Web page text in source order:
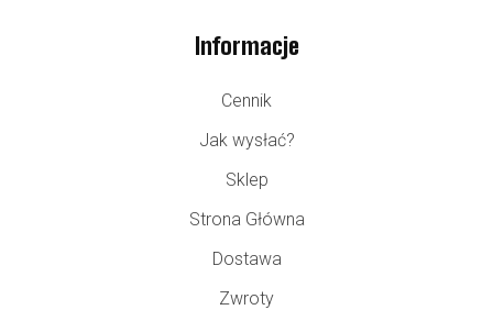
Informacje
Cennik
Jak wysłać?
Sklep
Strona Główna
Dostawa
Zwroty